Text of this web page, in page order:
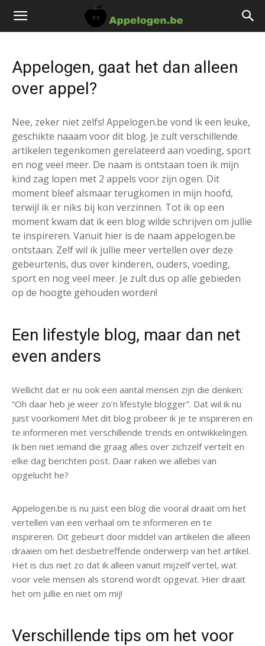
Appelogen, gaat het dan alleen
over appel?
Nee, zeker niet zelfs! Appelogen.be vond ik een leuke,
geschikte naaam voor dit blog. Je zult verschillende
artikelen tegenkomen gerelateerd aan voeding, sport
en nog veel meer. De naam is ontstaan toen ik mijn
kind zag lopen met 2 appels voor zijn ogen. Dit
moment bleef alsmaar terugkomen in mijn hoofd,
terwijl ik er niks bij kon verzinnen. Tot ik op een
moment kwam dat ik een blog wilde schrijven om jullie
te inspireren. Vanuit hier is de naam appelogen.be
ontstaan. Zelf wil ik jullie meer vertellen over deze
gebeurtenis, dus over kinderen, ouders, voeding,
sport en nog veel meer. Je zult dus op alle gebieden
op de hoogte gehouden worden!
Een lifestyle blog, maar dan net
even anders
Wellicht dat er nu ook een aantal mensen zijn die denken:
“Oh daar heb je weer zo’n lifestyle blogger”. Dat wil ik nu
juist voorkomen! Met dit blog probeer ik je te inspireren en
te informeren met verschillende trends en ontwikkelingen.
Ik ben niet iemand die graag alles over zichzelf vertelt en
elke dag berichten post. Daar raken we allebei van
opgelucht he?
Appelogen.be is nu juist een blog die vooral draait om het
vertellen van een verhaal om te informeren en te
inspireren. Dit gebeurt door middel van artikelen die alleen
draaien om het desbetreffende onderwerp van het artikel.
Het is dus niet zo dat ik alleen vanuit mijzelf vertel, wat
voor vele mensen als storend wordt opgevat. Hier draait
het om jullie en niet om mij!
Verschillende tips om het voor